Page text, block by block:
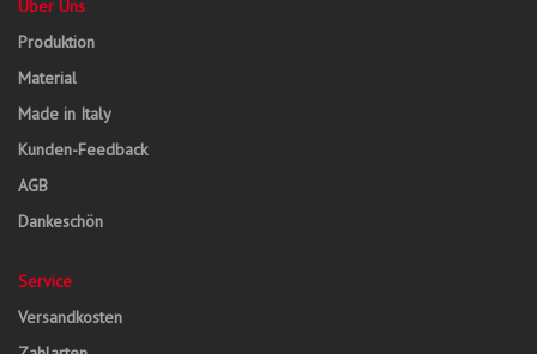
Über Uns
Produktion
Material
Made in Italy
Kunden-Feedback
AGB
Dankeschön
Service
Versandkosten